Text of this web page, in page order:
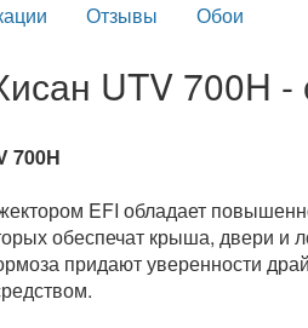
Отзывы Обои
UTV 700H -
700H
EFI обладает
обеспечат крыша, двери
придают уверенности